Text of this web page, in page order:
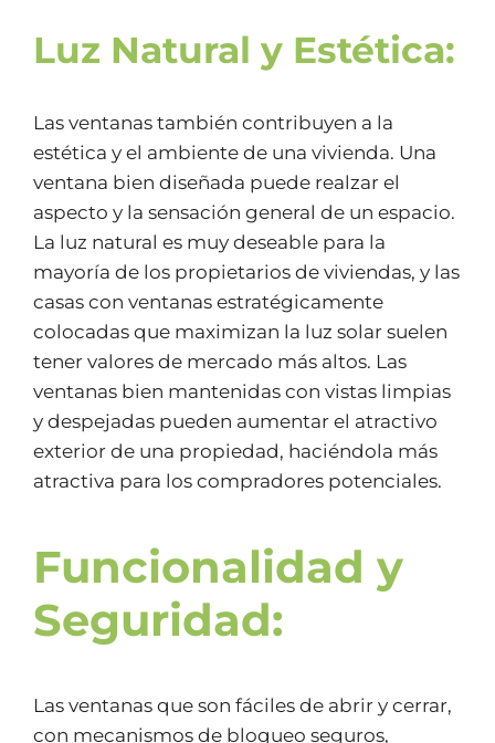
Luz Natural y Estética:
Las ventanas también contribuyen a la
estética y el ambiente de una vivienda. Una
ventana bien diseñada puede realzar el
aspecto y la sensación general de un espacio.
La luz natural es muy deseable para la
mayoría de los propietarios de viviendas, y las
casas con ventanas estratégicamente
colocadas que maximizan la luz solar suelen
tener valores de mercado más altos. Las
ventanas bien mantenidas con vistas limpias
y despejadas pueden aumentar el atractivo
exterior de una propiedad, haciéndola más
atractiva para los compradores potenciales.
Funcionalidad y
Seguridad:
Las ventanas que son fáciles de abrir y cerrar,
con mecanismos de bloqueo seguros,